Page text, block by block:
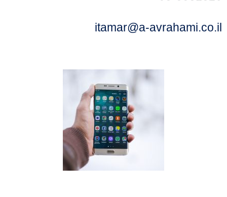
itamar@a-avrahami.co.il